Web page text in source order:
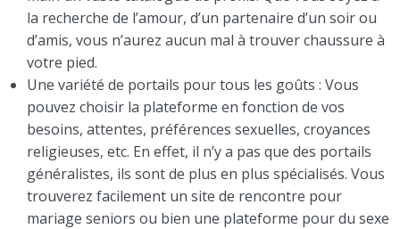
la recherche de l’amour, d’un partenaire d’un soir ou
d’amis, vous n’aurez aucun mal à trouver chaussure à
votre pied.
Une variété de portails pour tous les goûts : Vous
pouvez choisir la plateforme en fonction de vos
besoins, attentes, préférences sexuelles, croyances
religieuses, etc. En effet, il n’y a pas que des portails
généralistes, ils sont de plus en plus spécialisés. Vous
trouverez facilement un site de rencontre pour
mariage seniors ou bien une plateforme pour du sexe